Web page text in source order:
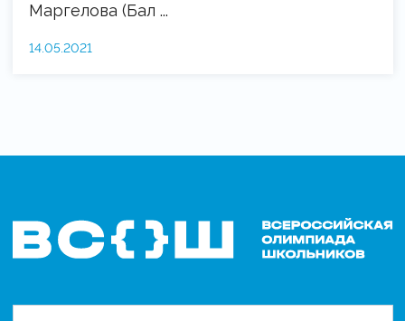
Маргелова (Бал ...
14.05.2021